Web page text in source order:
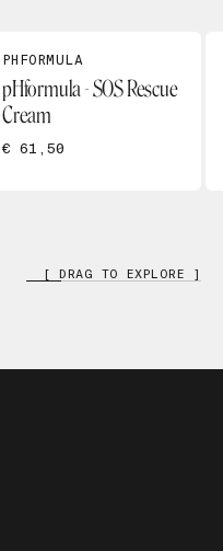
PHFORMULA
pHformula - SOS Rescue
Cream
€ 61,50
[ DRAG TO EXPLORE ]